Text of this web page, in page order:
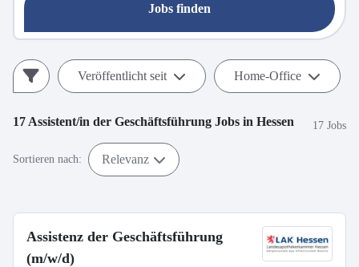
Jobs finden
Veröffentlicht seit Home-Office
17 Assistent/in der Geschäftsführung Jobs in Hessen 17 Jobs
Sortieren nach: Relevanz
Assistenz der Geschäftsführung
(m/w/d)